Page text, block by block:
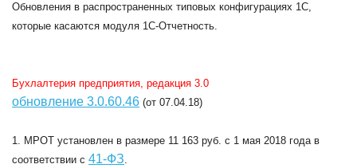
Обновления в распространенных типовых конфигурациях 1C,
которые касаются модуля 1С-Отчетность.
Бухлалтерия предприятия, редакция 3.0
обновление 3.0.60.46 (от 07.04.18)
1. МРОТ установлен в размере 11 163 руб. с 1 мая 2018 года в
соответствии с 41-ФЗ.